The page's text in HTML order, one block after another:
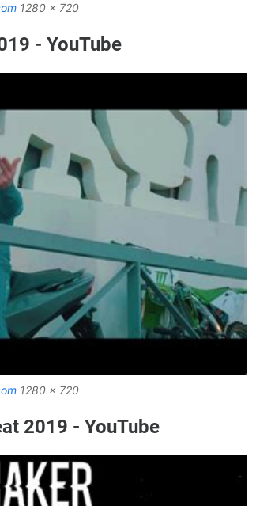
1280 x 720
- YouTube
1280 x 720
2019 - YouTube